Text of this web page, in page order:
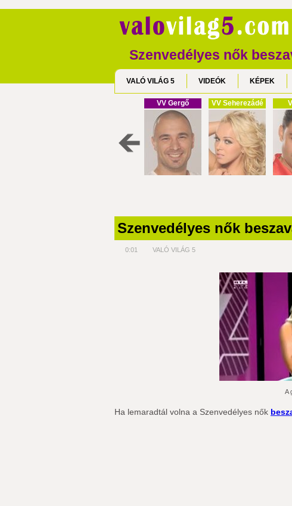
Szenvedélyes nők
VALÓ VILÁG 5 VIDEÓK KÉPEK
VV Gergő VV Seherezádé
Szenvedélyes nők
0:01 VALÓ VILÁG 5
A
Ha lemaradtál volna a Szenvedélyes nők